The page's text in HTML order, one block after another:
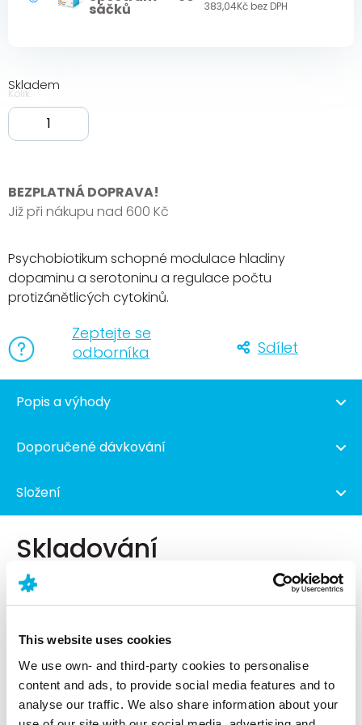
This website uses cookies
We use own- and third-party cookies to personalise
content and ads, to provide social media features and to
analyse our traffic. We also share information about your
sáčků 383,04Kč bez DPH
Skladem
BEZPLATNÁ DOPRAVA!
Již při nákupu nad 600 Kč
Psychobiotikum schopné modulace hladiny
dopaminu a serotoninu a regulace počtu
protizánětlicých cytokinů.
Zeptejte se
odborníka
Sdílet
Popis a výhody
Doporučené dávkování
Složení
Skladování
Skladujte při teplotě do 25 °C na chladném a
suchém místě. Chraňte před přímým světlem. Doba
skladovaný v nepoškozeném obalu.
EAN8595675850774